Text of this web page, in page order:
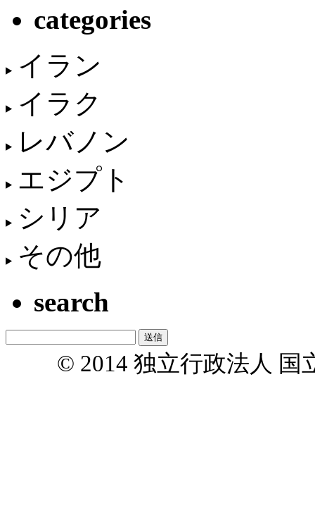
categories
イラン
イラク
レバノン
エジプト
シリア
その他
search
© 2014 独立行政法人 国